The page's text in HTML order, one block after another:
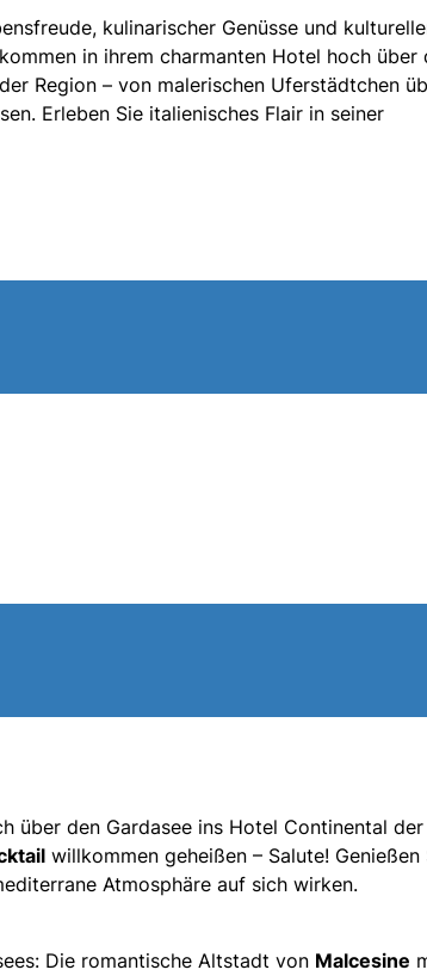
kulinarischer Genüsse und
in ihrem charmanten Hotel hoch über
Region – von malerischen Uferstädtchen
Erleben Sie italienisches Flair in seiner
über den Gardasee ins Hotel Continental der
willkommen geheißen – Salute! Genießen
Atmosphäre auf sich wirken.
Die romantische Altstadt von Malcesine